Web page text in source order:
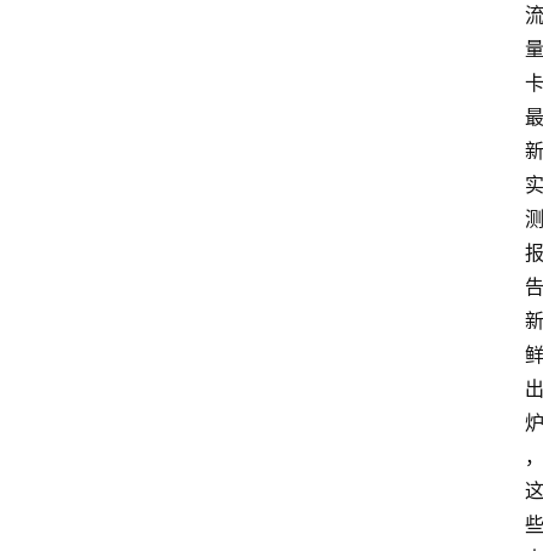
流
量
卡
最
新
实
测
报
告
新
鲜
出
炉
，
这
些